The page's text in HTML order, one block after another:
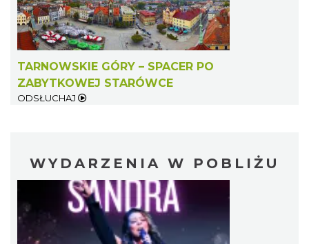
TARNOWSKIE GÓRY – SPACER PO
ZABYTKOWEJ STARÓWCE
ODSŁUCHAJ
WYDARZENIA W POBLIŻU